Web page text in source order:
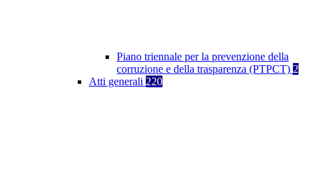
Piano triennale per la prevenzione della
corruzione e della trasparenza (PTPCT) 2
Atti generali 220